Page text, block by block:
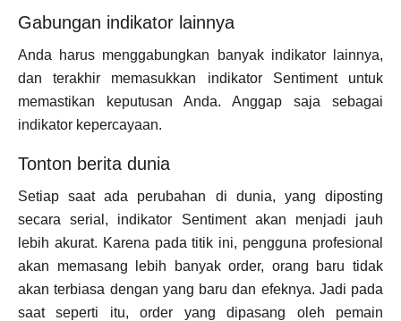
Gabungan indikator lainnya
Anda harus menggabungkan banyak indikator lainnya,
dan terakhir memasukkan indikator Sentiment untuk
memastikan keputusan Anda. Anggap saja sebagai
indikator kepercayaan.
Tonton berita dunia
Setiap saat ada perubahan di dunia, yang diposting
secara serial, indikator Sentiment akan menjadi jauh
lebih akurat. Karena pada titik ini, pengguna profesional
akan memasang lebih banyak order, orang baru tidak
akan terbiasa dengan yang baru dan efeknya. Jadi pada
saat seperti itu, order yang dipasang oleh pemain